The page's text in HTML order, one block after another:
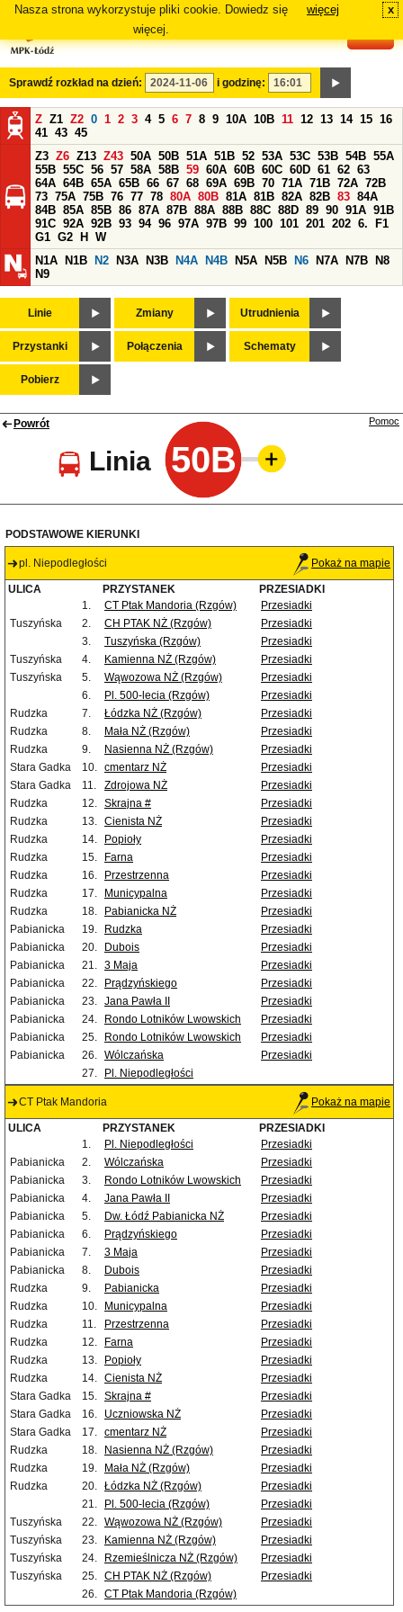
Nasza strona wykorzystuje pliki cookie. Dowiedz się
więcej.
więcej x
Sprawdź rozkład na dzień: i godzinę:
Z Z1 Z2 0 1 2 3 4 5 6 7 8 9 10A 10B 11 12 13 14 15 16
41 43 45
Z3 Z6 Z13 Z43 50A 50B 51A 51B 52 53A 53C 53B 54B 55A
55B 55C 56 57 58A 58B 59 60A 60B 60C 60D 61 62 63
64A 64B 65A 65B 66 67 68 69A 69B 70 71A 71B 72A 72B
73 75A 75B 76 77 78 80A 80B 81A 81B 82A 82B 83 84A
84B 85A 85B 86 87A 87B 88A 88B 88C 88D 89 90 91A 91B
91C 92A 92B 93 94 96 97A 97B 99 100 101 201 202 6.
F1
G1 G2 H
W
N1A
N1B N2 N3A N3B N4A N4B N5A N5B N6 N7A N7B
N8
N9
Linie Zmiany Utrudnienia
Przystanki Połączenia Schematy
Pobierz
Powrót
Linia 50B
Pomoc
PODSTAWOWE KIERUNKI
pl. Niepodległości Pokaż na mapie
ULICA PRZYSTANEK
PRZESIADKI
1.
CT Ptak Mandoria (Rzgów)
Przesiadki
Tuszyńska
2. CH PTAK NŻ (Rzgów)
Przesiadki
3.
Tuszyńska (Rzgów)
Przesiadki
Tuszyńska
4. Kamienna NŻ (Rzgów)
Przesiadki
Tuszyńska
5. Wąwozowa NŻ (Rzgów)
Przesiadki
6.
Pl. 500-lecia (Rzgów)
Przesiadki
Rudzka
7. Łódzka NŻ (Rzgów)
Przesiadki
Rudzka
8. Mała NŻ (Rzgów)
Przesiadki
Rudzka
9. Nasienna NŻ (Rzgów)
Przesiadki
Stara Gadka
10. cmentarz NŻ
Przesiadki
Stara Gadka
11. Zdrojowa NŻ
Przesiadki
Rudzka
12. Skrajna #
Przesiadki
Rudzka
13. Cienista NŻ
Przesiadki
Rudzka
14. Popioły
Przesiadki
Rudzka
15. Farna
Przesiadki
Rudzka
16. Przestrzenna
Przesiadki
Rudzka
17. Municypalna
Przesiadki
Rudzka
18. Pabianicka NŻ
Przesiadki
Pabianicka
19. Rudzka
Przesiadki
Pabianicka
20. Dubois
Przesiadki
Pabianicka
21. 3 Maja
Przesiadki
Pabianicka
22. Prądzyńskiego
Przesiadki
Pabianicka
23. Jana Pawła II
Przesiadki
Pabianicka
24. Rondo Lotników Lwowskich
Przesiadki
Pabianicka
25. Rondo Lotników Lwowskich
Przesiadki
Pabianicka
26. Wólczańska
Przesiadki
27.
Pl. Niepodległości
CT Ptak Mandoria Pokaż na mapie
ULICA PRZYSTANEK
PRZESIADKI
1.
Pl. Niepodległości
Przesiadki
Pabianicka
2. Wólczańska
Przesiadki
Pabianicka
3. Rondo Lotników Lwowskich
Przesiadki
Pabianicka
4. Jana Pawła II
Przesiadki
Pabianicka
5. Dw. Łódź Pabianicka NŻ
Przesiadki
Pabianicka
6. Prądzyńskiego
Przesiadki
Pabianicka
7. 3 Maja
Przesiadki
Pabianicka
8. Dubois
Przesiadki
Rudzka
9. Pabianicka
Przesiadki
Rudzka
10. Municypalna
Przesiadki
Rudzka
11. Przestrzenna
Przesiadki
Rudzka
12. Farna
Przesiadki
Rudzka
13. Popioły
Przesiadki
Rudzka
14. Cienista NŻ
Przesiadki
Stara Gadka
15. Skrajna #
Przesiadki
Stara Gadka
16. Uczniowska NŻ
Przesiadki
Stara Gadka
17. cmentarz NŻ
Przesiadki
Rudzka
18. Nasienna NŻ (Rzgów)
Przesiadki
Rudzka
19. Mała NŻ (Rzgów)
Przesiadki
Rudzka
20. Łódzka NŻ (Rzgów)
Przesiadki
21.
Pl. 500-lecia (Rzgów)
Przesiadki
Tuszyńska
22. Wąwozowa NŻ (Rzgów)
Przesiadki
Tuszyńska
23. Kamienna NŻ (Rzgów)
Przesiadki
Tuszyńska
24. Rzemieślnicza NŻ (Rzgów)
Przesiadki
Tuszyńska
25. CH PTAK NŻ (Rzgów)
Przesiadki
26. CT Ptak Mandoria (Rzgów)